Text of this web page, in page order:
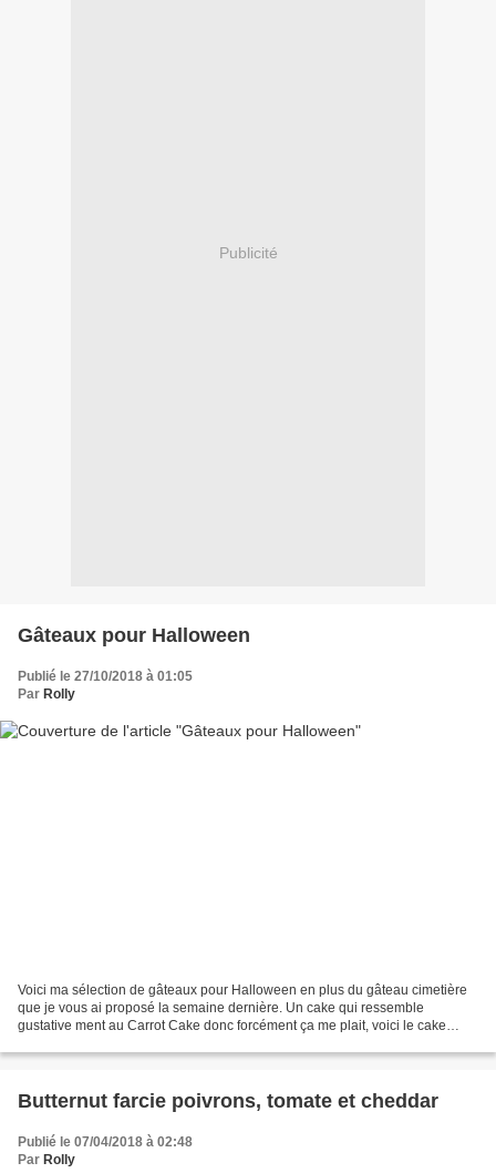
Publicité
Gâteaux pour Halloween
Publié le 27/10/2018 à 01:05
Par Rolly
Voici ma sélection de gâteaux pour Halloween en plus du gâteau cimetière
que je vous ai proposé la semaine dernière. Un cake qui ressemble
gustative ment au Carrot Cake donc forcément ça me plait, voici le cake
Butternut farcie poivrons, tomate et cheddar
Publié le 07/04/2018 à 02:48
Par Rolly